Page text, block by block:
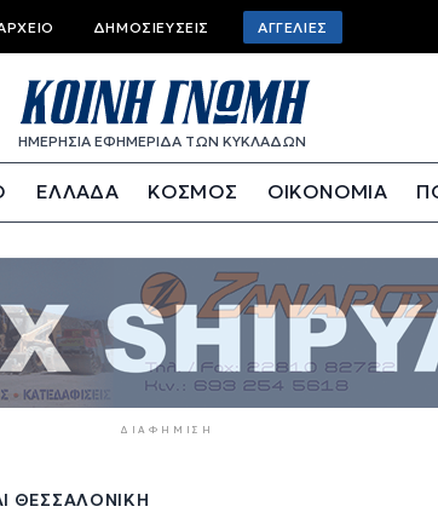
Top
bar
menu
ΔΗΜΟΣΙΕΎΣΕΙΣ ΑΓΓΕΛΊΕΣ
ΗΜΕΡΗΣΙΑ ΕΦΗΜΕΡΙΔΑ ΤΩΝ ΚΥΚΛΑΔΩΝ
ΕΛΛΑΔΑ ΚΟΣΜΟΣ ΟΙΚΟΝΟΜΙΑ
ΔΙΑΦΉΜΙΣΗ
ΘΕΣΣΑΛΟΝΊΚΗ